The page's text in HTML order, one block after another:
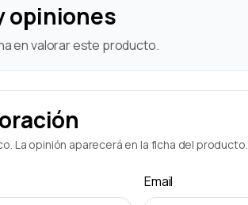
opiniones
en valorar este producto.
La opinión aparecerá en la ficha del producto.
Email